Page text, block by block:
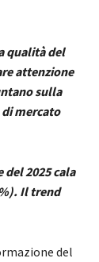
qualità del
attenzione
sulla
mercato
2025 cala
Il trend
del